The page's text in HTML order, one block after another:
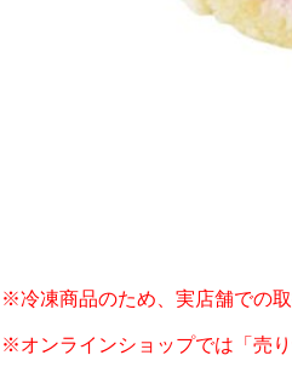
※冷凍商品のため、実店舗での取
※オンラインショップでは「売